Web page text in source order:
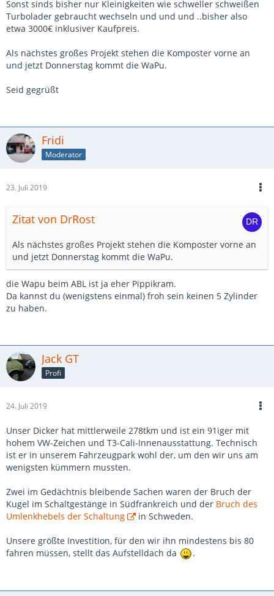
Sonst sinds bisher nur Kleinigkeiten wie schweller schweißen
Turbolader gebraucht wechseln und und und ..bisher also
etwa 3000€ inklusiver Kaufpreis.
Als nächstes großes Projekt stehen die Komposter vorne an
und jetzt Donnerstag kommt die WaPu.
Seid gegrüßt
Fridi
Moderator
23. Juli 2019
Zitat von DrRost
Als nächstes großes Projekt stehen die Komposter vorne an
und jetzt Donnerstag kommt die WaPu.
die Wapu beim ABL ist ja eher Pippikram.
Da kannst du (wenigstens einmal) froh sein keinen 5 Zylinder
zu haben.
Jack GT
Profi
24. Juli 2019
Unser Dicker hat mittlerweile 278tkm und ist ein 91iger mit
hohem VW-Zeichen und T3-Cali-Innenausstattung. Technisch
ist er in unserem Fahrzeugpark wohl der, um den wir uns am
wenigsten kümmern mussten.
Zwei im Gedächtnis bleibende Sachen waren der Bruch der
Kugel im Schaltgestänge in Südfrankreich und der Bruch des
Umlenkhebels der Schaltung
in Schweden.
Unsere größte Investition, für den wir ihn mindestens bis 80
fahren müssen, stellt das Aufstelldach da
.